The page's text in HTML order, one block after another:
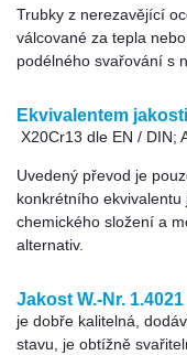
Trubky z nerezavějící
válcované za tepla
podélného svařování s
Ekvivalentem
X20Cr13 dle EN / DIN;
Uvedený převod je
konkrétního
chemického složení a
alternativ.
Jakost W.-Nr. 1.4021
je dobře kalitelná,
stavu, je obtížně